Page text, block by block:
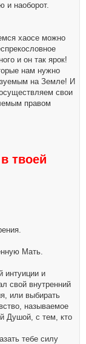
и наоборот.
хаосе можно
и он так ярок!
нам нужно
на Земле! И
свои
правом
твоей
Мать.
интуиции и
свой внутренний
или выбирать
называемое
Душой, с тем, кто
тебе силу